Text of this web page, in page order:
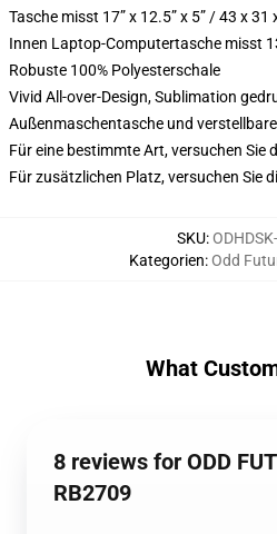
Tasche misst 17” x 12.5” x 5” / 43 x 31
Innen Laptop-Computertasche misst
Robuste 100% Polyesterschale
Vivid All-over-Design, Sublimation
Außenmaschentasche und
Für eine bestimmte Art, versuchen Sie
Für zusätzlichen Platz, versuchen Sie
SKU:
Kategorien:Odd
What
8 reviews for ODD
RB2709